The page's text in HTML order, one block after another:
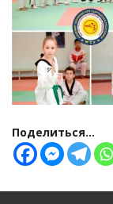
Поделиться...